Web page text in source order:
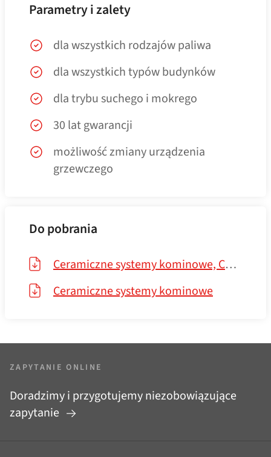
Parametry i zalety
dla wszystkich rodzajów paliwa
dla wszystkich typów budynków
dla trybu suchego i mokrego
30 lat gwarancji
możliwość zmiany urządzenia
grzewczego
Do pobrania
Ceramiczne systemy kominowe, CENNIK
Ceramiczne systemy kominowe
ZAPYTANIE ONLINE
Doradzimy i przygotujemy niezobowiązujące
zapytanie